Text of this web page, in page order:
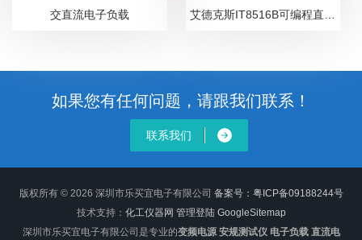
交直流电子负载
如果您有任何问题，请跟我们联系！
联系我们
版权所有 © 2026 深圳市乐买宜电子有限公司 备案号：粤ICP备09188244号
技术支持： 化工仪器网 管理登陆 GoogleSitemap
深圳市乐买宜电子有限公司是专业的变频电源 安规测试仪 电子负载 直流电